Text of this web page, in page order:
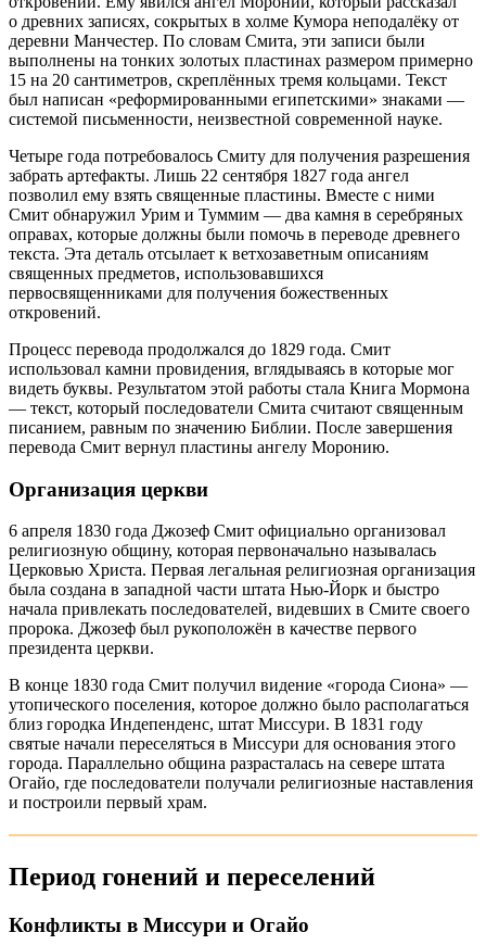
о древних записях, сокрытых в холме Кумора неподалёку от
деревни Манчестер. По словам Смита, эти записи были
выполнены на тонких золотых пластинах размером примерно
15 на 20 сантиметров, скреплённых тремя кольцами. Текст
был написан «реформированными египетскими» знаками —
системой письменности, неизвестной современной науке.
Четыре года потребовалось Смиту для получения разрешения
забрать артефакты. Лишь 22 сентября 1827 года ангел
позволил ему взять священные пластины. Вместе с ними
Смит обнаружил Урим и Туммим — два камня в серебряных
оправах, которые должны были помочь в переводе древнего
текста. Эта деталь отсылает к ветхозаветным описаниям
священных предметов, использовавшихся
первосвященниками для получения божественных
откровений.
Процесс перевода продолжался до 1829 года. Смит
использовал камни провидения, вглядываясь в которые мог
видеть буквы. Результатом этой работы стала Книга Мормона
— текст, который последователи Смита считают священным
писанием, равным по значению Библии. После завершения
перевода Смит вернул пластины ангелу Моронию.
Организация церкви
6 апреля 1830 года Джозеф Смит официально организовал
религиозную общину, которая первоначально называлась
Церковью Христа. Первая легальная религиозная организация
была создана в западной части штата Нью-Йорк и быстро
начала привлекать последователей, видевших в Смите своего
пророка. Джозеф был рукоположён в качестве первого
президента церкви.
В конце 1830 года Смит получил видение «города Сиона» —
утопического поселения, которое должно было располагаться
близ городка Индепенденс, штат Миссури. В 1831 году
святые начали переселяться в Миссури для основания этого
города. Параллельно община разрасталась на севере штата
Огайо, где последователи получали религиозные наставления
и построили первый храм.
Период гонений и переселений
Конфликты в Миссури и Огайо